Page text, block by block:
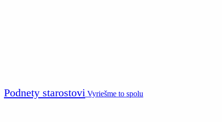
Podnety starostovi Vyriešme to spolu